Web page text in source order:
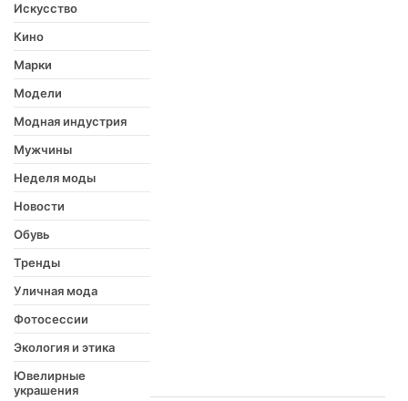
Искусство
Кино
Марки
Модели
Модная индустрия
Мужчины
Неделя моды
Новости
Обувь
Тренды
Уличная мода
Фотосессии
Экология и этика
Ювелирные
украшения